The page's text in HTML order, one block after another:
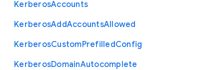
KerberosAccounts
KerberosAddAccountsAllowed
KerberosCustomPrefilledConfig
KerberosDomainAutocomplete